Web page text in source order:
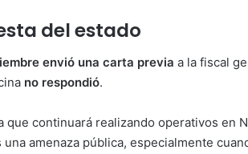
del estado
envió una carta previa a la fiscal
no respondió.
que continuará realizando operativos en
una amenaza pública, especialmente